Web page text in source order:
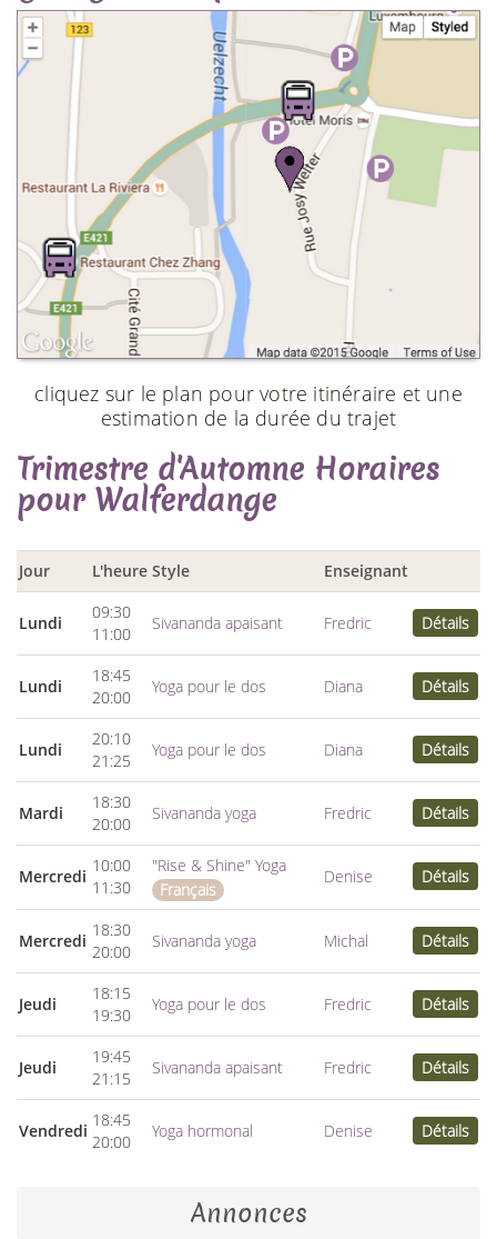
cliquez sur le plan pour votre itinéraire et une
estimation de la durée du trajet
Trimestre d'Automne Horaires
pour Walferdange
Jour L'heure Style Enseignant
Lundi
09:30
11:00
Sivananda apaisant Fredric Détails
Lundi
18:45
20:00
Yoga pour le dos Diana Détails
Lundi
20:10
21:25
Yoga pour le dos Diana Détails
Mardi
18:30
20:00
Sivananda yoga Fredric Détails
Mercredi
10:00
11:30
"Rise & Shine" Yoga
Français
Denise Détails
Mercredi
18:30
20:00
Sivananda yoga Michal Détails
Jeudi
18:15
19:30
Yoga pour le dos Fredric Détails
Jeudi
19:45
21:15
Sivananda apaisant Fredric Détails
Vendredi
18:45
20:00
Yoga hormonal Denise Détails
Annonces